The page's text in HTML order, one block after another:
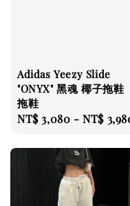
Adidas Yeezy Slide
"ONYX" 黑魂 椰子拖鞋
拖鞋
Regular
NT$ 3,080 -NT$